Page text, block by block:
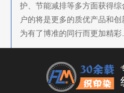
护、节能减排等多方面获得
户的将是更多的质优产品和
为有了博准的同行而更加精